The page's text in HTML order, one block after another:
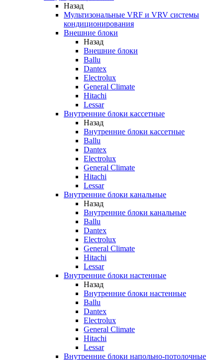
Назад
Мультизональные VRF и VRV системы
кондиционирования
Внешние блоки
Назад
Внешние блоки
Ballu
Dantex
Electrolux
General Climate
Hitachi
Lessar
Внутренние блоки кассетные
Назад
Внутренние блоки кассетные
Ballu
Dantex
Electrolux
General Climate
Hitachi
Lessar
Внутренние блоки канальные
Назад
Внутренние блоки канальные
Ballu
Dantex
Electrolux
General Climate
Hitachi
Lessar
Внутренние блоки настенные
Назад
Внутренние блоки настенные
Ballu
Dantex
Electrolux
General Climate
Hitachi
Lessar
Внутренние блоки напольно-потолочные